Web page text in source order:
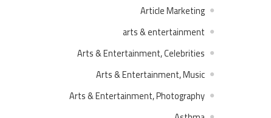
Article Marketing
arts & entertainment
Arts & Entertainment, Celebrities
Arts & Entertainment, Music
Arts & Entertainment, Photography